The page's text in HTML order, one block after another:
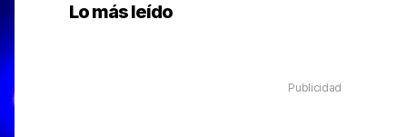
Lo más leído
Publicidad